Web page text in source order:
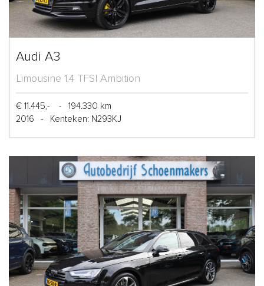
Audi A3
Limousine 1.4 TFSI Ambition
€ 11.445,- -
194.330 km
2016
- Kenteken: N293KJ